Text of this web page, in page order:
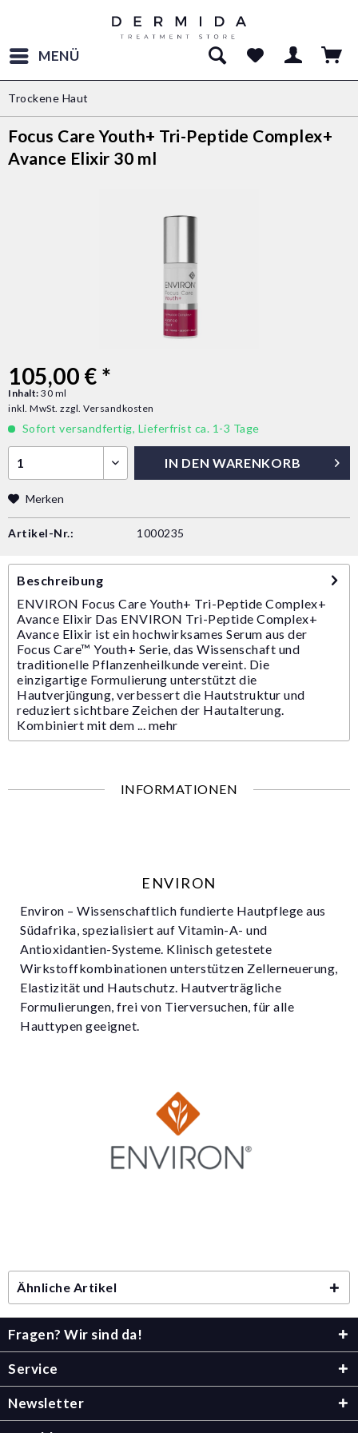
MENÜ
Trockene Haut
Focus Care Youth+ Tri-Peptide Complex+
Avance Elixir 30 ml
105,00 € *
Inhalt: 30 ml
inkl. MwSt. zzgl. Versandkosten
Sofort versandfertig, Lieferfrist ca. 1-3 Tage
IN DEN WARENKORB
Merken
Artikel-Nr.: 1000235
Beschreibung
ENVIRON Focus Care Youth+ Tri-Peptide Complex+
Avance Elixir Das ENVIRON Tri-Peptide Complex+
Avance Elixir ist ein hochwirksames Serum aus der
Focus Care™ Youth+ Serie, das Wissenschaft und
traditionelle Pflanzenheilkunde vereint. Die
einzigartige Formulierung unterstützt die
Hautverjüngung, verbessert die Hautstruktur und
reduziert sichtbare Zeichen der Hautalterung.
Kombiniert mit dem ... mehr
INFORMATIONEN
ENVIRON
Environ – Wissenschaftlich fundierte Hautpflege aus
Südafrika, spezialisiert auf Vitamin-A- und
Antioxidantien-Systeme. Klinisch getestete
Wirkstoffkombinationen unterstützen Zellerneuerung,
Elastizität und Hautschutz. Hautverträgliche
Formulierungen, frei von Tierversuchen, für alle
Hauttypen geeignet.
Ähnliche Artikel
Fragen? Wir sind da!
Service
Newsletter